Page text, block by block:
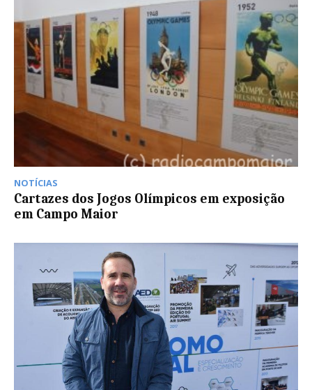
NOTÍCIAS
Cartazes dos Jogos Olímpicos em exposição
em Campo Maior